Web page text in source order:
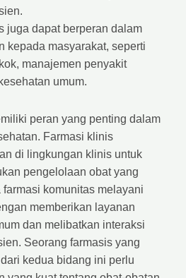
juga dapat berperan dalam
kepada masyarakat, seperti
manajemen penyakit
umum.
peran yang penting dalam
Farmasi klinis
di lingkungan klinis untuk
pengelolaan obat yang
farmasi komunitas melayani
memberikan layanan
dan melibatkan interaksi
Seorang farmasis yang
kedua bidang ini perlu